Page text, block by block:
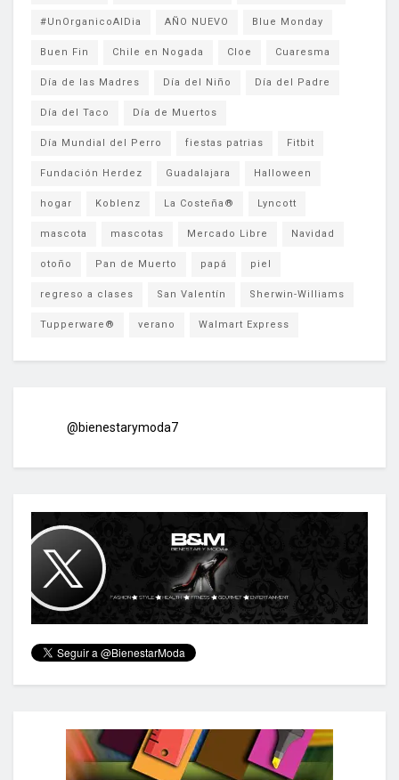
#UnOrganicoAlDia AÑO NUEVO Blue Monday
Buen Fin Chile en Nogada Cloe Cuaresma
Día de las Madres Día del Niño Día del Padre
Día del Taco Día de Muertos
Día Mundial del Perro fiestas patrias Fitbit
Fundación Herdez Guadalajara Halloween
hogar Koblenz La Costeña® Lyncott
mascota mascotas Mercado Libre Navidad
otoño Pan de Muerto papá piel
regreso a clases San Valentín Sherwin-Williams
Tupperware® verano Walmart Express
@bienestarymoda7